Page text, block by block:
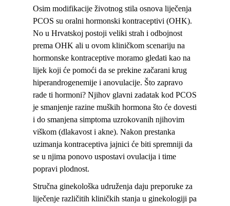
Osim modifikacije životnog stila osnova liječenja
PCOS su oralni hormonski kontraceptivi (OHK).
No u Hrvatskoj postoji veliki strah i odbojnost
prema OHK ali u ovom kliničkom scenariju na
hormonske kontraceptive moramo gledati kao na
lijek koji će pomoći da se prekine začarani krug
hiperandrogenemije i anovulacije. Što zapravo
rade ti hormoni? Njihov glavni zadatak kod PCOS
je smanjenje razine muških hormona što će dovesti
i do smanjena simptoma uzrokovanih njihovim
viškom (dlakavost i akne). Nakon prestanka
uzimanja kontraceptiva jajnici će biti spremniji da
se u njima ponovo uspostavi ovulacija i time
popravi plodnost.
Stručna ginekološka udruženja daju preporuke za
liječenje različitih kliničkih stanja u ginekologiji pa